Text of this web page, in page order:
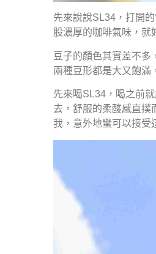
先來說說SL34，打開
股濃厚的咖啡氣味，就
豆子的顏色其實差不多
兩種豆形都是大又飽滿
先來喝SL34，喝之前
去，舒服的柔酸感直撲
我，意外地蠻可以接受